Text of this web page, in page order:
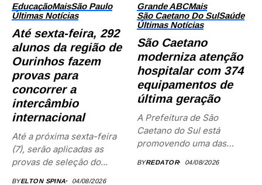
EducaçãoMaisSão Paulo
Últimas Notícias
Até sexta-feira, 292
alunos da região de
Ourinhos fazem
provas para
concorrer a
intercâmbio
internacional
Até a próxima sexta-feira
(7), serão aplicadas as
provas de seleção do...
BYELTON SPINA 04/08/2026
Grande ABCMais
São Caetano Do SulSaúde
Últimas Notícias
São Caetano
moderniza atenção
hospitalar com 374
equipamentos de
última geração
A Prefeitura de São
Caetano do Sul está
promovendo uma das
BYREDATOR 04/08/2026